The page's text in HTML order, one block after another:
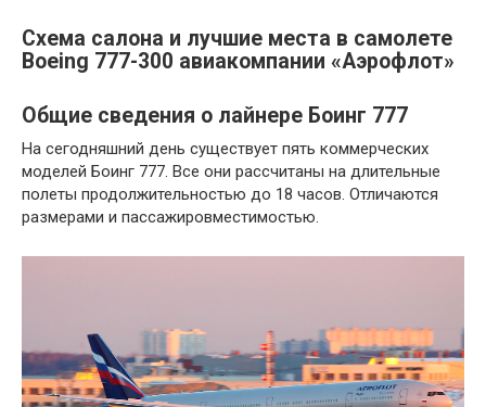
Схема салона и лучшие места в самолете
Boeing 777-300 авиакомпании «Аэрофлот»
Общие сведения о лайнере Боинг 777
На сегодняшний день существует пять коммерческих
моделей Боинг 777. Все они рассчитаны на длительные
полеты продолжительностью до 18 часов. Отличаются
размерами и пассажировместимостью.